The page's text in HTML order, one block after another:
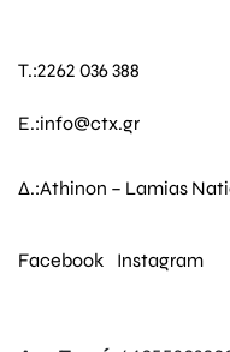
T.:2262 036 388
E.:info@ctx.gr
Δ.:Athinon – Lamias
Facebook Instagram